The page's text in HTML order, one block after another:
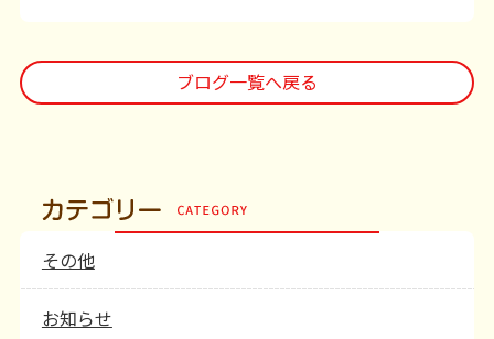
ブログ一覧へ戻る
その他
お知らせ